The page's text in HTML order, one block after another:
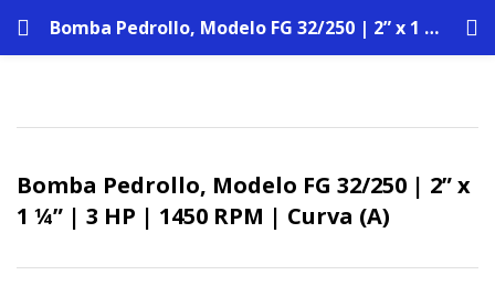
Bomba Pedrollo, Modelo FG 32/250 | 2” x 1 ¼” | 3 HP | 1450 RPM | Curva (A)
Bomba Pedrollo, Modelo FG 32/250 | 2” x
1 ¼” | 3 HP | 1450 RPM | Curva (A)